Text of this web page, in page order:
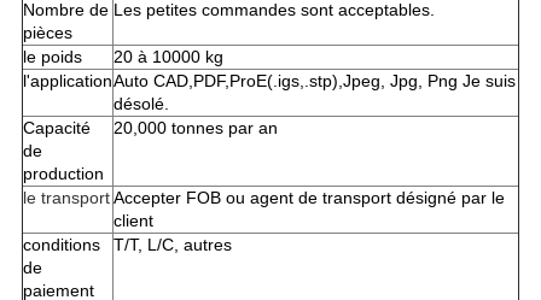
Nombre de
pièces
Les petites commandes sont acceptables.
le poids
20 à 10000 kg
l'applicationAuto CAD,PDF,ProE(.igs,.stp),Jpeg, Jpg, Png Je suis
désolé.
Capacité
de
production
20,000 tonnes par an
le transportAccepter FOB ou agent de transport désigné par le
client
conditions
de
paiement
T/T, L/C, autres